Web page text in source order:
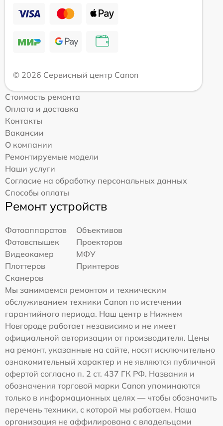
© 2026 Сервисный центр Canon
Стоимость ремонта
Оплата и доставка
Контакты
Вакансии
О компании
Ремонтируемые модели
Наши услуги
Согласие на обработку персональных данных
Способы оплаты
Ремонт устройств
Фотоаппаратов
Объективов
Фотовспышек
Проекторов
Видеокамер
МФУ
Плоттеров
Принтеров
Сканеров
Мы занимаемся ремонтом и техническим
обслуживанием техники Canon по истечении
гарантийного периода. Наш центр в Нижнем
Новгороде работает независимо и не имеет
официальной авторизации от производителя. Цены
на ремонт, указанные на сайте, носят исключительно
ознакомительный характер и не являются публичной
офертой согласно п. 2 ст. 437 ГК РФ. Названия и
обозначения торговой марки Canon упоминаются
только в информационных целях — чтобы обозначить
перечень техники, с которой мы работаем. Наша
организация не аффилирована с владельцами